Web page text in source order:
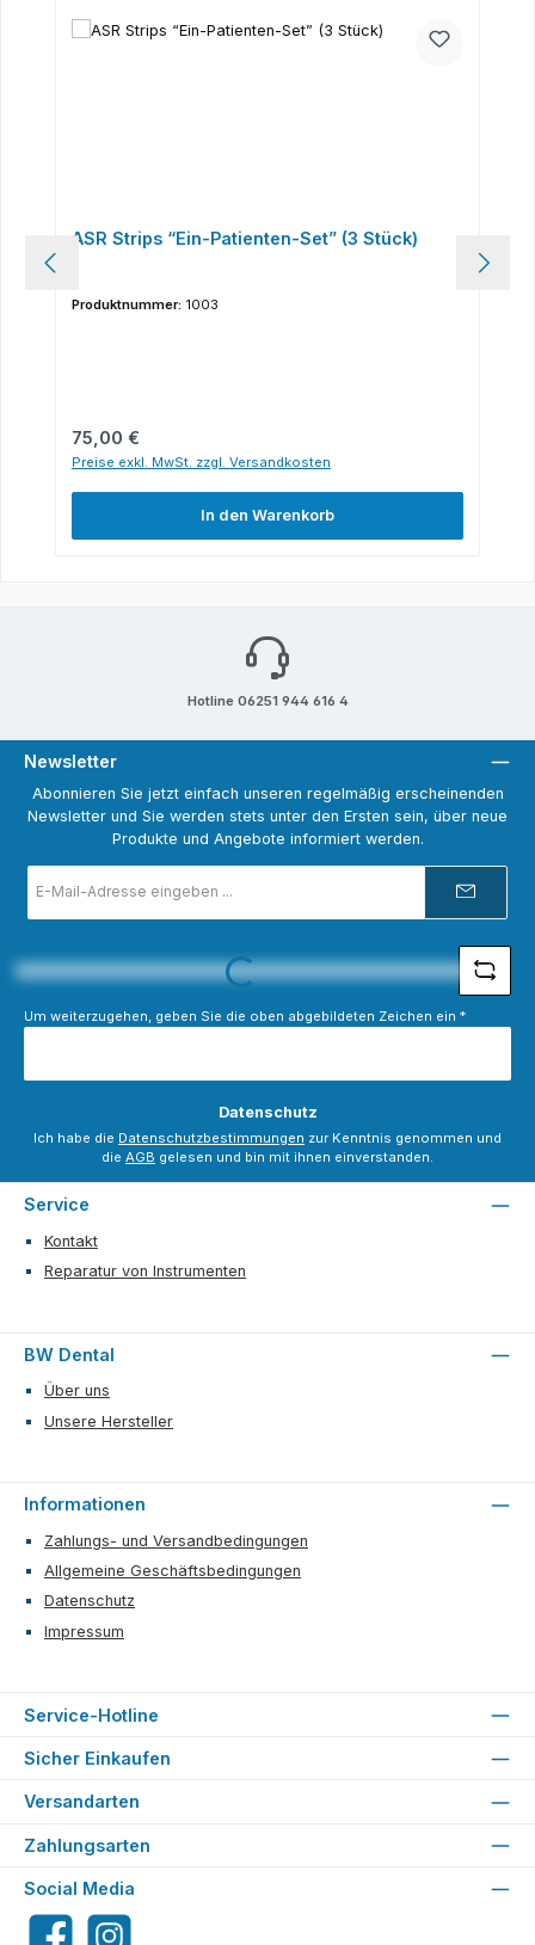
ASR Strips “Ein-Patienten-Set” (3 Stück)
Produktnummer: 1003
Regulärer Preis:
75,00 €
Preise exkl. MwSt. zzgl. Versandkosten
In den Warenkorb
Hotline 06251 944 616 4
Newsletter
Abonnieren Sie jetzt einfach unseren regelmäßig erscheinenden
Newsletter und Sie werden stets unter den Ersten sein, über neue
Produkte und Angebote informiert werden.
Mail-
Adresse
Loading...
Um weiterzugehen, geben Sie die oben abgebildeten Zeichen ein *
Datenschutz
Ich habe die Datenschutzbestimmungen zur Kenntnis genommen und
die AGB gelesen und bin mit ihnen einverstanden.
Service
Kontakt
Reparatur von Instrumenten
BW Dental
Über uns
Unsere Hersteller
Informationen
Zahlungs- und Versandbedingungen
Allgemeine Geschäftsbedingungen
Datenschutz
Impressum
Service-Hotline
Sicher Einkaufen
Versandarten
Zahlungsarten
Social Media